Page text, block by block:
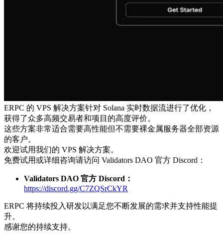
ERPC 的 VPS 解决方案针对 Solana 实时数据流进行了优化，
获得了众多高频交易者和项目的高度评价。
这些方案非常适合需要高性能但不需要裸金属服务器全部资源
的客户。
欢迎试用我们的 VPS 解决方案。
免费试用或详细咨询请访问 Validators DAO 官方 Discord：
Validators DAO 官方 Discord：
https://discord.gg/C7ZQSrCkYR
ERPC 将持续投入研发以满足您不断发展的需求并支持性能提
升。
感谢您的持续支持。